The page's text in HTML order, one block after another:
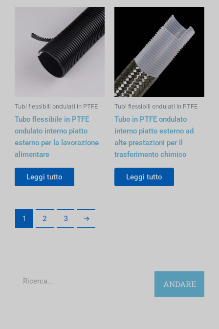
Tubi flessibili ondulati in PTFE
Tubo flessibile in PTFE
ondulato interno piatto
esterno per la lavorazione
alimentare
Leggi tutto
Tubi flessibili ondulati in PTFE
Tubo in PTFE ondulato
interno piatto esterno ad
alte prestazioni per il
trasferimento chimico
Leggi tutto
1 2 3 →
ANDARE